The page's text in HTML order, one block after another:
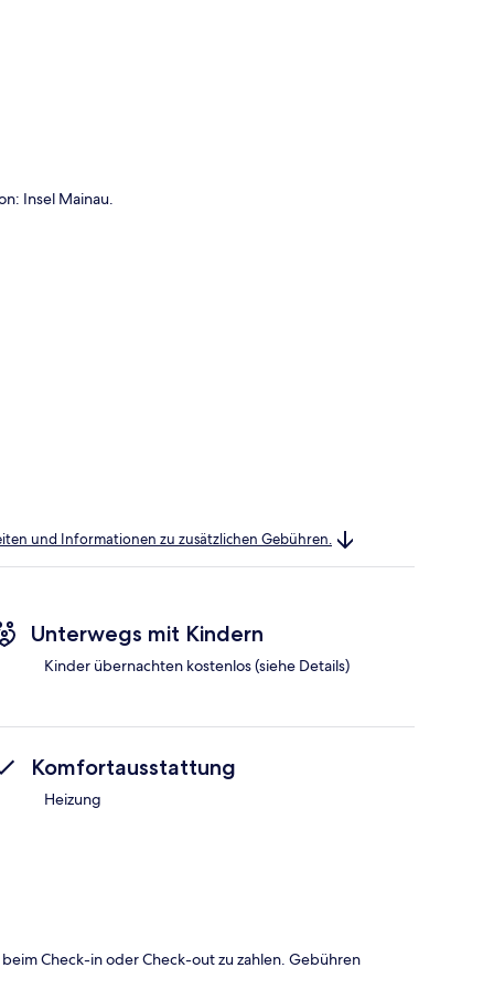
Insel Mainau.
und Informationen zu zusätzlichen Gebühren.
Unterwegs mit Kindern
Kinder übernachten kostenlos (siehe Details)
Komfortausstattung
Heizung
Check-in oder Check-out zu zahlen. Gebühren